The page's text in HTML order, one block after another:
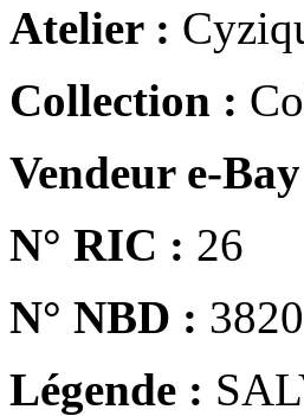
Atelier :
Collection :
Vendeur e-
N° RIC : 26
N° NBD : 3820
Légende :